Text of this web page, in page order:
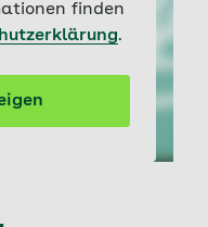
finden
.
Und was gibt es
leistet? Das Video